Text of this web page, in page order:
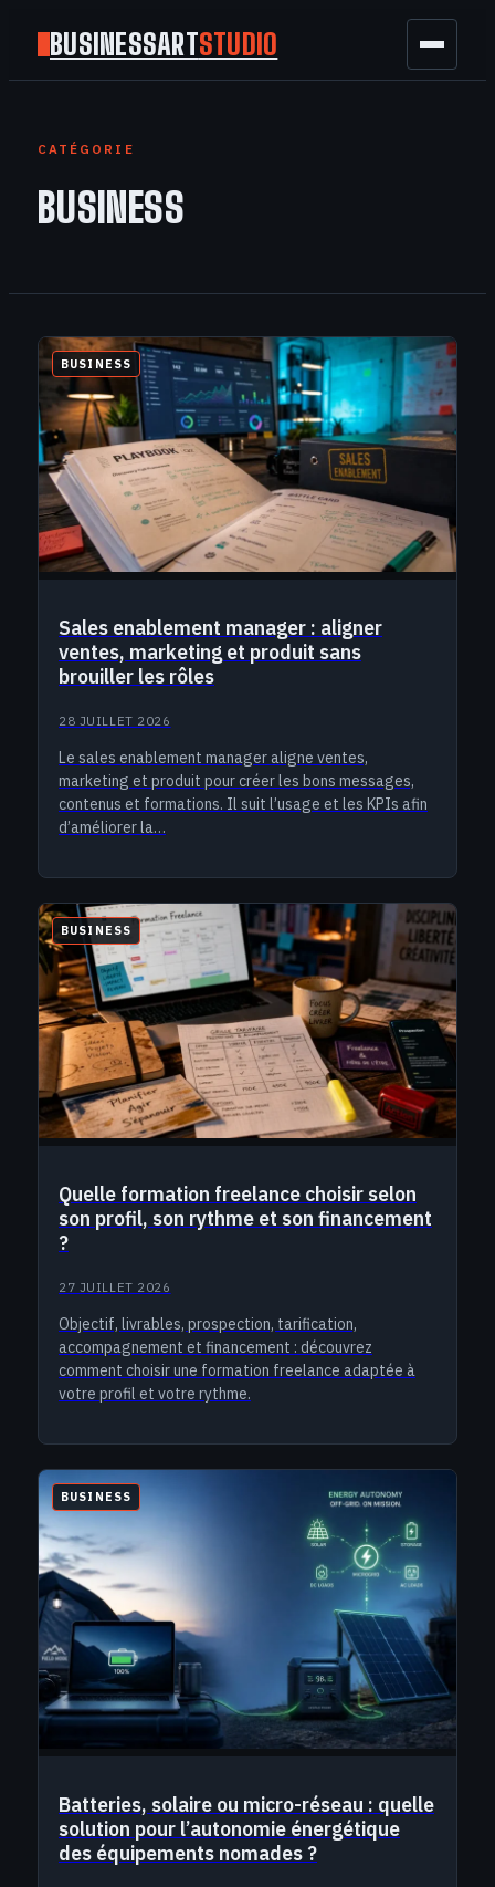
BUSINESSARTSTUDIO
GAMING
CATÉGORIE
BUSINESS
BUSINESS
Sales enablement manager : aligner
ventes, marketing et produit sans
brouiller les rôles
28 JUILLET 2026
Le sales enablement manager aligne ventes,
marketing et produit pour créer les bons messages,
contenus et formations. Il suit l’usage et les KPIs afin
d’améliorer la…
BUSINESS
Quelle formation freelance choisir selon
son profil, son rythme et son financement
?
27 JUILLET 2026
Objectif, livrables, prospection, tarification,
accompagnement et financement : découvrez
comment choisir une formation freelance adaptée à
votre profil et votre rythme.
BUSINESS
Batteries, solaire ou micro-réseau : quelle
solution pour l’autonomie énergétique
des équipements nomades ?